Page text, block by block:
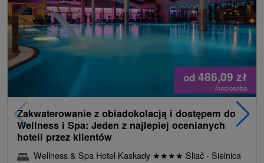
od 486,09 zł
/noc/osoba
Zakwaterowanie z obiadokolacją i dostępem do
Wellness i Spa: Jeden z najlepiej ocenianych
hoteli przez klientów
Wellness & Spa Hotel Kaskady ★★★★ Sliač - Sielnica